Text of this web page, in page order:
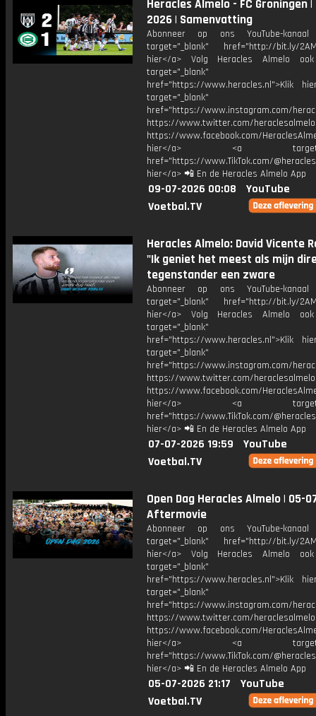
Heracles Almelo - FC Groningen
2026 | Samenvatting
Abonneer op ons YouTube-
target="_blank" href="http://bit.ly/
hier</a> Volg Heracles Almelo
target="_blank"
href="https://www.heracles.nl">Klik
target="_blank"
href="https://www.instagram.com/
https://www.twitter.com/heraclesalmelo
https://www.facebook.com/
hier</a> <a
href="https://www.TikTok.com/
hier</a> 📲 En de Heracles Almelo App
09-07-2026 00:08
YouTube
Voetbal.TV
Heracles Almelo: David Vicente
"Ik geniet het meest als mijn
tegenstander een zware
Abonneer op ons YouTube-
target="_blank" href="http://bit.ly/
hier</a> Volg Heracles Almelo
target="_blank"
href="https://www.heracles.nl">Klik
target="_blank"
href="https://www.instagram.com/
https://www.twitter.com/heraclesalmelo
https://www.facebook.com/
hier</a> <a
href="https://www.TikTok.com/
hier</a> 📲 En de Heracles Almelo App
07-07-2026 19:59
YouTube
Voetbal.TV
Open Dag Heracles Almelo | 05-
Aftermovie
Abonneer op ons YouTube-
target="_blank" href="http://bit.ly/
hier</a> Volg Heracles Almelo
target="_blank"
href="https://www.heracles.nl">Klik
target="_blank"
href="https://www.instagram.com/
https://www.twitter.com/heraclesalmelo
https://www.facebook.com/
hier</a> <a
href="https://www.TikTok.com/
hier</a> 📲 En de Heracles Almelo App
05-07-2026 21:17
YouTube
Voetbal.TV